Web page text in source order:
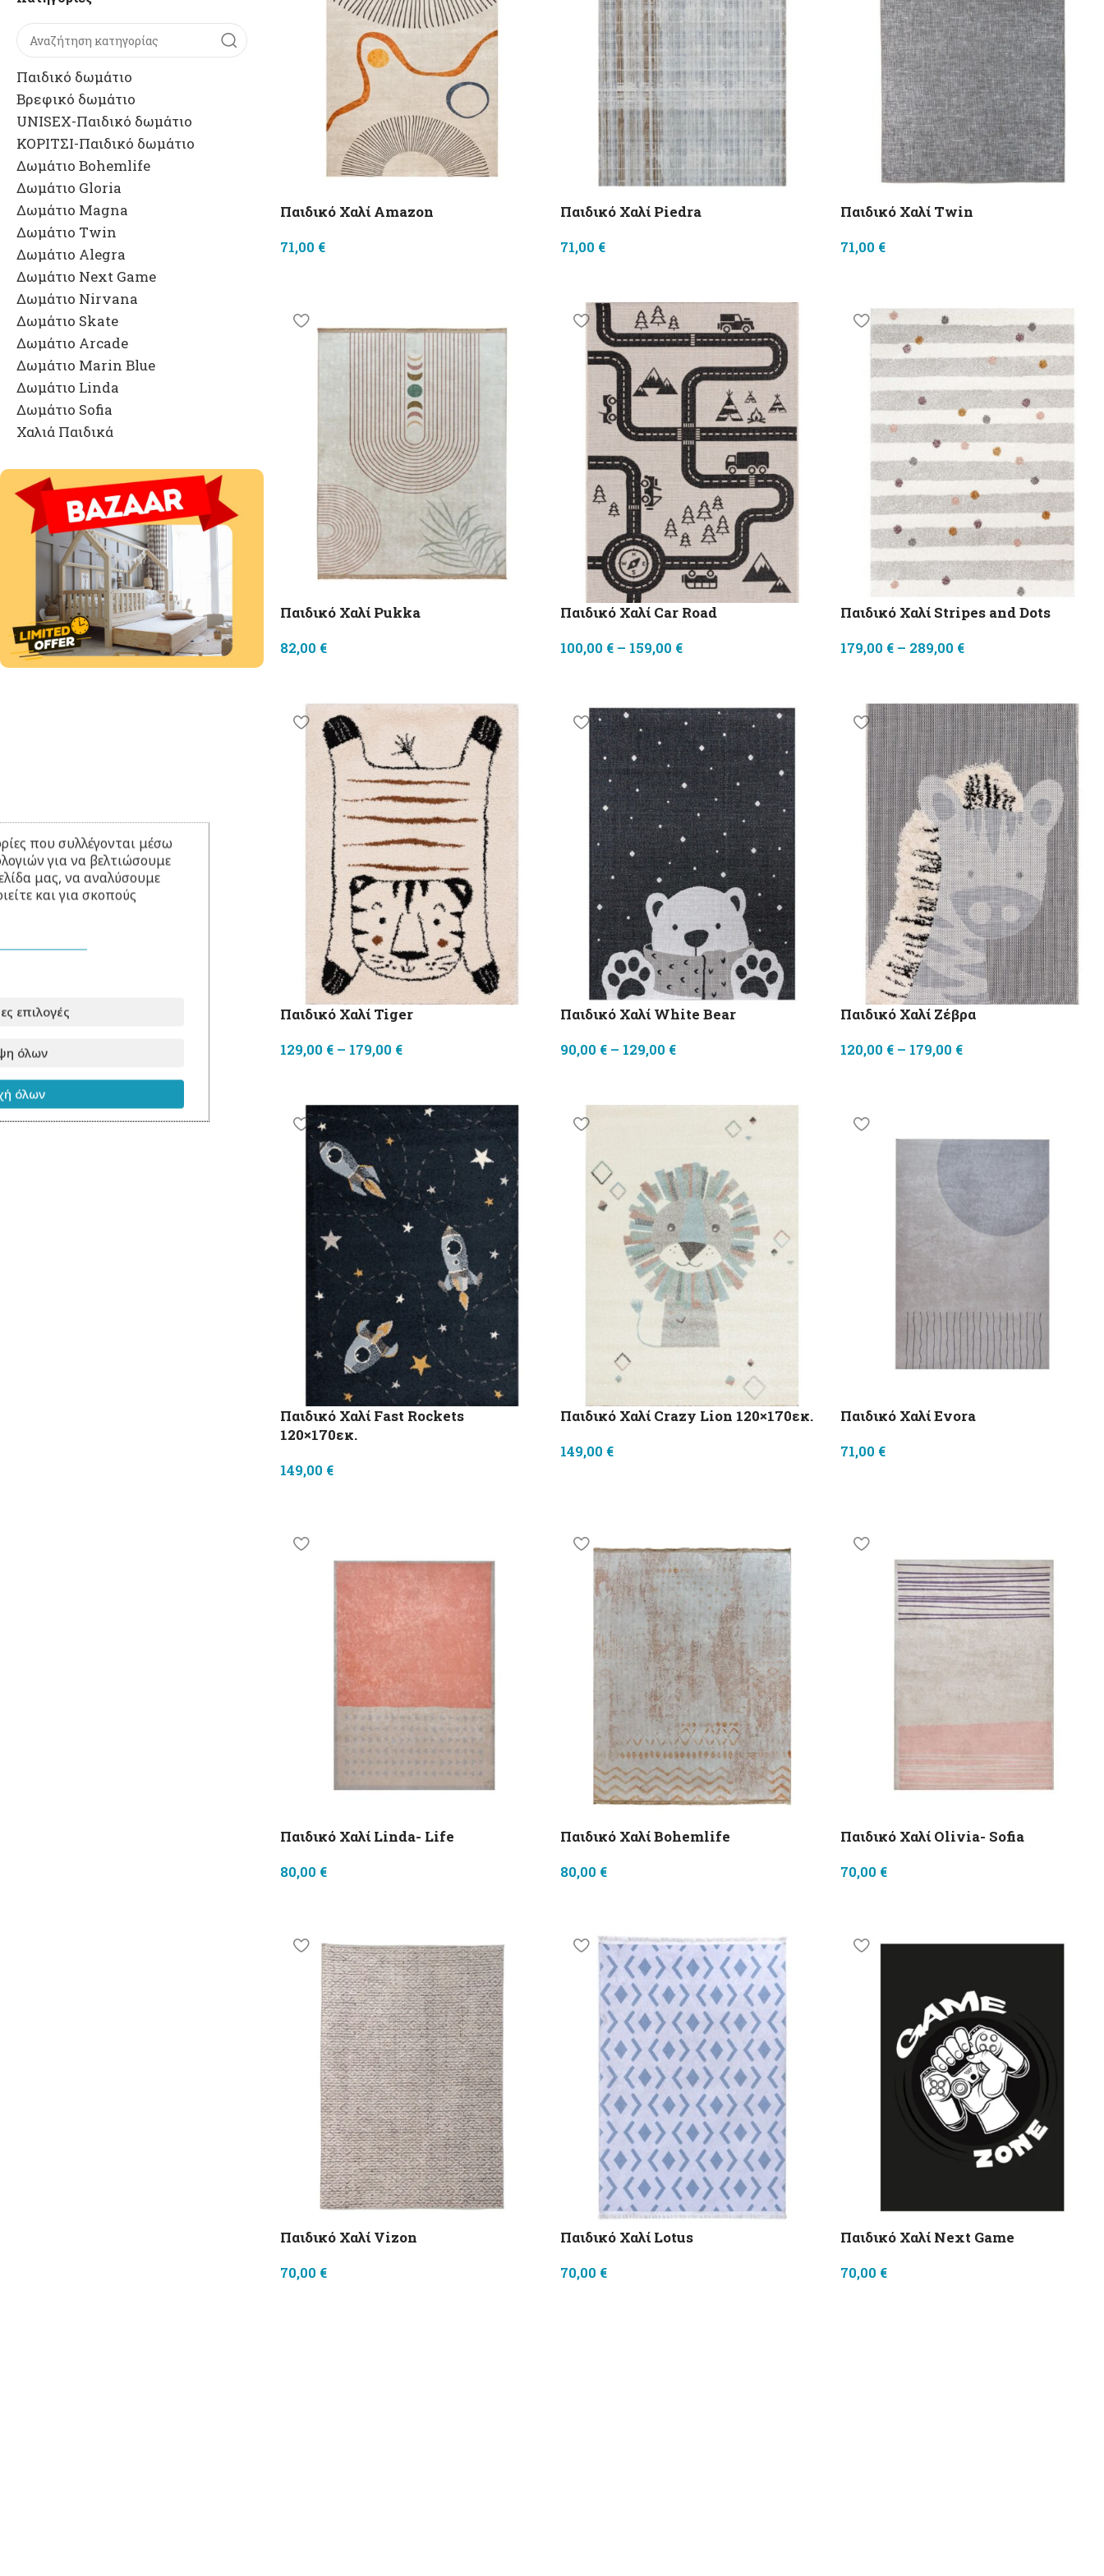
Παιδικό δωμάτιο
Βρεφικό δωμάτιο
UNISEX-Παιδικό δωμάτιο
ΚΟΡΙΤΣΙ-Παιδικό δωμάτιο
Δωμάτιο Bohemlife
Δωμάτιο Gloria
Δωμάτιο Magna
Δωμάτιο Twin
Δωμάτιο Alegra
Δωμάτιο Next Game
Δωμάτιο Nirvana
Δωμάτιο Skate
Δωμάτιο Arcade
Δωμάτιο Marin Blue
Δωμάτιο Linda
Δωμάτιο Sofia
Χαλιά Παιδικά
Παιδικό Χαλί Amazon
71,00 €
Παιδικό Χαλί Piedra
71,00 €
Παιδικό Χαλί Twin
71,00 €
Παιδικό Χαλί Pukka
82,00 €
Παιδικό Χαλί Car Road
100,00 € – 159,00 €
Παιδικό Χαλί Stripes and Dots
179,00 € – 289,00 €
Παιδικό Χαλί Tiger
129,00 € – 179,00 €
Παιδικό Χαλί White Bear
90,00 € – 129,00 €
Παιδικό Χαλί Ζέβρα
120,00 € – 179,00 €
Παιδικό Χαλί Fast Rockets
120×170εκ.
149,00 €
Παιδικό Χαλί Crazy Lion 120×170εκ.
149,00 €
Παιδικό Χαλί Evora
71,00 €
Παιδικό Χαλί Linda- Life
80,00 €
Παιδικό Χαλί Bohemlife
80,00 €
Παιδικό Χαλί Olivia- Sofia
70,00 €
Παιδικό Χαλί Vizon
70,00 €
Παιδικό Χαλί Lotus
70,00 €
Παιδικό Χαλί Next Game
70,00 €
που συλλέγονται μέσω
για να βελτιώσουμε
μας, να αναλύσουμε
και για σκοπούς
επιλογές
όλων
όλων